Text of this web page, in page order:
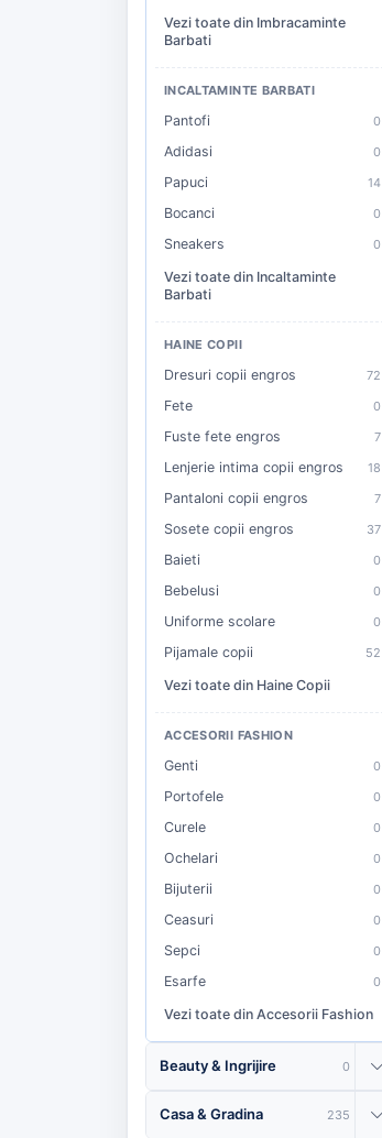
Vezi toate din Imbracaminte
Barbati
INCALTAMINTE BARBATI
Pantofi 0
Adidasi 0
Papuci 14
Bocanci 0
Sneakers 0
Vezi toate din Incaltaminte
Barbati
HAINE COPII
Dresuri copii engros 72
Fete 0
Fuste fete engros 7
Lenjerie intima copii engros 18
Pantaloni copii engros 7
Sosete copii engros 37
Baieti 0
Bebelusi 0
Uniforme scolare 0
Pijamale copii 52
Vezi toate din Haine Copii
ACCESORII FASHION
Genti 0
Portofele 0
Curele 0
Ochelari 0
Bijuterii 0
Ceasuri 0
Sepci 0
Esarfe 0
Vezi toate din Accesorii Fashion
Beauty & Ingrijire 0
Casa & Gradina 235